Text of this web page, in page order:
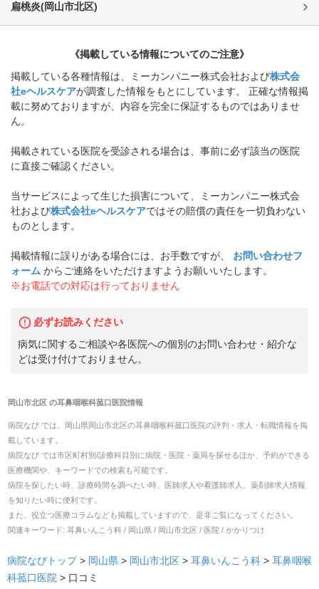
扁桃炎(岡山市北区)
《掲載している情報についてのご注意》
掲載している各種情報は、ミーカンパニー株式会社および株式会
社eヘルスケアが調査した情報をもとにしています。 正確な情報掲
載に努めておりますが、内容を完全に保証するものではありませ
ん。
掲載されている医院を受診される場合は、事前に必ず該当の医院
に直接ご確認ください。
当サービスによって生じた損害について、ミーカンパニー株式会
社および株式会社eヘルスケアではその賠償の責任を一切負わない
ものとします。
掲載情報に誤りがある場合には、お手数ですが、
お問い合わせフ
ォーム からご連絡をいただけますようお願いいたします。
※お電話での対応は行っておりません
必ずお読みください
病気に関するご相談や各医院への個別のお問い合わせ・紹介な
どは受け付けておりません。
岡山市北区 の耳鼻咽喉科菰口医院情報
病院なび では、 岡山県 岡山市北区の耳鼻咽喉科菰口医院の評判・求人・転職情報を掲
載しています。
病院なび では市区町村別/診療科目別に病院・医院・薬局を探せるほか、予約ができる
医療機関や、キーワードでの検索も可能です。
病院を探したい時、診療時間を調べたい時、医師求人や看護師求人、薬剤師求人情報
を知りたい時に便利です。
また、役立つ医療コラムなども掲載していますので、是非ご覧になってください。
関連キーワード: 耳鼻いんこう科 / 岡山県 / 岡山市北区 / 医院 / かかりつけ
病院なびトップ > 岡山県 > 岡山市北区 > 耳鼻いんこう科 > 耳鼻咽喉
科菰口医院 > 口コミ